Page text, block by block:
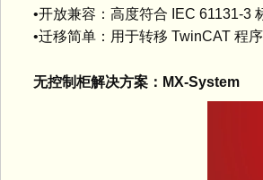
•开放兼容：高度符合 IEC 61131-3
•迁移简单：用于转移 TwinCAT 程序
无控制柜解决方案：MX-System